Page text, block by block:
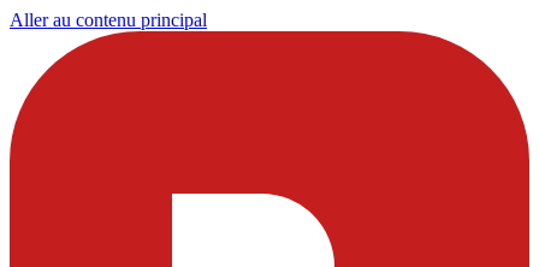
Aller au contenu principal